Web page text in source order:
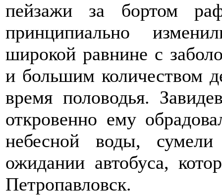
пейзажи за бортом
принципиально
широкой равнине с
и большим количеством
время половодья.
откровенно ему
небесной воды,
ожидании автобуса,
Петропавловск.